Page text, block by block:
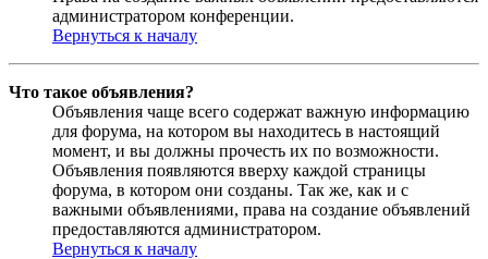
администратором конференции.
Вернуться к началу
Что такое объявления?
Объявления чаще всего содержат важную информацию
для форума, на котором вы находитесь в настоящий
момент, и вы должны прочесть их по возможности.
Объявления появляются вверху каждой страницы
форума, в котором они созданы. Так же, как и с
важными объявлениями, права на создание объявлений
предоставляются администратором.
Вернуться к началу